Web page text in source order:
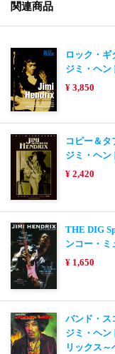
関連商品
ロック・ギ
ジミ・ヘン
¥ 3,850
コピー＆タ
ジミ・ヘン
¥ 2,420
THE DIG
ンコー・ミ
¥ 1,650
バンド・ス
ジミ・ヘン
リックス～